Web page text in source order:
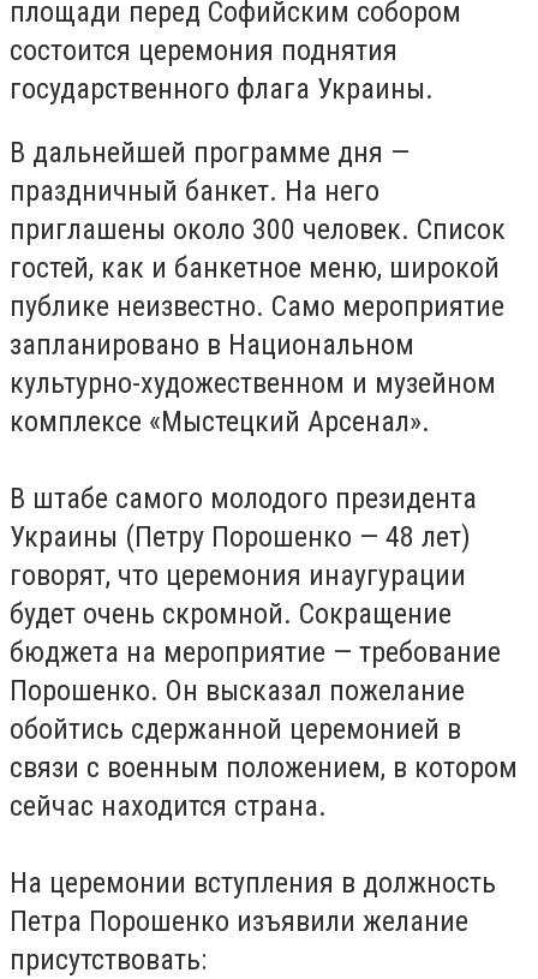
площади перед Софийским собором
состоится церемония поднятия
государственного флага Украины.
В дальнейшей программе дня —
праздничный банкет. На него
приглашены около 300 человек. Список
гостей, как и банкетное меню, широкой
публике неизвестно. Само мероприятие
запланировано в Национальном
культурно-художественном и музейном
комплексе «Мыстецкий Арсенал».
В штабе самого молодого президента
Украины (Петру Порошенко — 48 лет)
говорят, что церемония инаугурации
будет очень скромной. Сокращение
бюджета на мероприятие — требование
Порошенко. Он высказал пожелание
обойтись сдержанной церемонией в
связи с военным положением, в котором
сейчас находится страна.
На церемонии вступления в должность
Петра Порошенко изъявили желание
присутствовать: